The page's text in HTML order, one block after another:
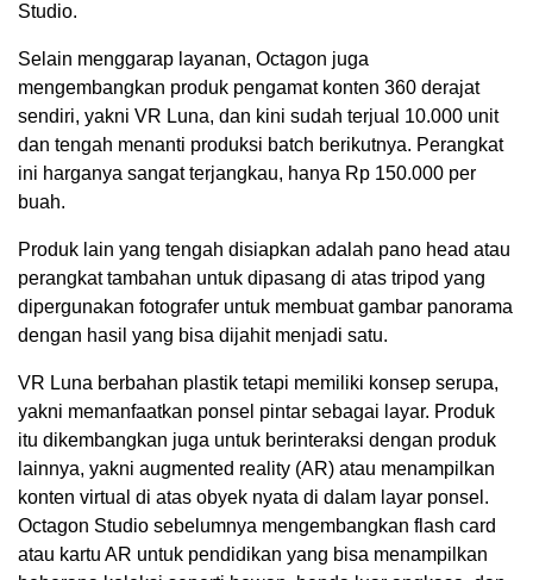
Studio.
Selain menggarap layanan, Octagon juga
mengembangkan produk pengamat konten 360 derajat
sendiri, yakni VR Luna, dan kini sudah terjual 10.000 unit
dan tengah menanti produksi batch berikutnya. Perangkat
ini harganya sangat terjangkau, hanya Rp 150.000 per
buah.
Produk lain yang tengah disiapkan adalah pano head atau
perangkat tambahan untuk dipasang di atas tripod yang
dipergunakan fotografer untuk membuat gambar panorama
dengan hasil yang bisa dijahit menjadi satu.
VR Luna berbahan plastik tetapi memiliki konsep serupa,
yakni memanfaatkan ponsel pintar sebagai layar. Produk
itu dikembangkan juga untuk berinteraksi dengan produk
lainnya, yakni augmented reality (AR) atau menampilkan
konten virtual di atas obyek nyata di dalam layar ponsel.
Octagon Studio sebelumnya mengembangkan flash card
atau kartu AR untuk pendidikan yang bisa menampilkan